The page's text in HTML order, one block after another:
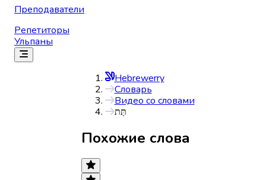
Преподаватели
Репетиторы
Ульпаны
Hebrewerry
Словарь
Видео со словами
תַּת
Похожие слова